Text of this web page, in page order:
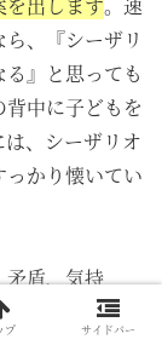
、『シーザリ
』と思っても
中に子どもを
、シーザリオ
かり懐いてい
矛盾、気持
形でまとめあ
プ サイドバー